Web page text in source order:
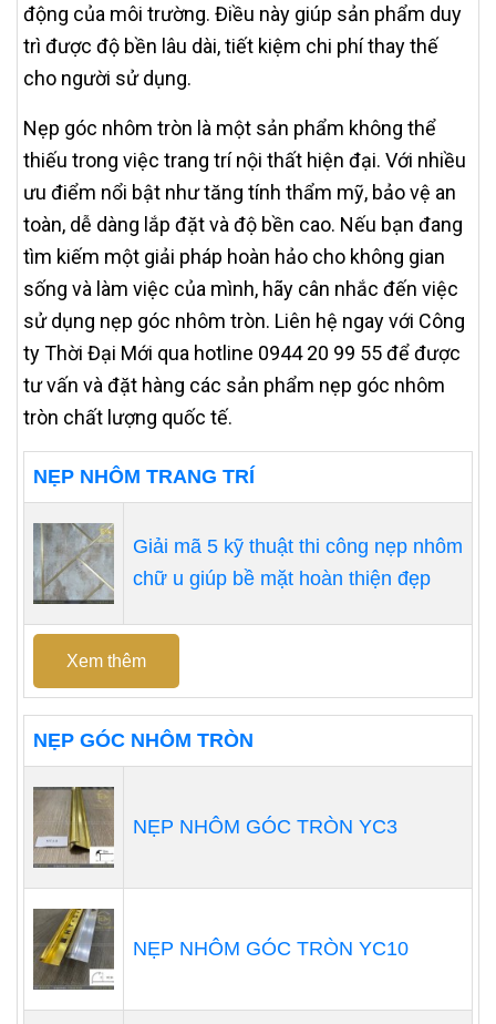
động của môi trường. Điều này giúp sản phẩm duy
trì được độ bền lâu dài, tiết kiệm chi phí thay thế
cho người sử dụng.
Nẹp góc nhôm tròn là một sản phẩm không thể
thiếu trong việc trang trí nội thất hiện đại. Với nhiều
ưu điểm nổi bật như tăng tính thẩm mỹ, bảo vệ an
toàn, dễ dàng lắp đặt và độ bền cao. Nếu bạn đang
tìm kiếm một giải pháp hoàn hảo cho không gian
sống và làm việc của mình, hãy cân nhắc đến việc
sử dụng nẹp góc nhôm tròn. Liên hệ ngay với Công
ty Thời Đại Mới qua hotline 0944 20 99 55 để được
tư vấn và đặt hàng các sản phẩm nẹp góc nhôm
tròn chất lượng quốc tế.
NẸP NHÔM TRANG TRÍ
Giải mã 5 kỹ thuật thi công nẹp nhôm
chữ u giúp bề mặt hoàn thiện đẹp
Xem thêm
NẸP GÓC NHÔM TRÒN
NẸP NHÔM GÓC TRÒN YC3
NẸP NHÔM GÓC TRÒN YC10